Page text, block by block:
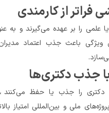
از کارمندی
افراد دکتری‌دار اغلب نقش راهبری فنی یا علمی را بر عهده می‌گیرند و به عنوان
مرجع تخصصی شناخته می‌شوند. این ویژگی باعث جذب اعتماد مدیران و
دکتری‌ها
سازمان‌هایی که نیروهای تحصیل‌کرده دکتری را جذب یا حفظ می‌کنند، در
ارزیابی‌های دوره‌ای، رتبه‌بندی‌ها و اخذ پروژه‌های ملی و بین‌المللی امتیاز بالاتری